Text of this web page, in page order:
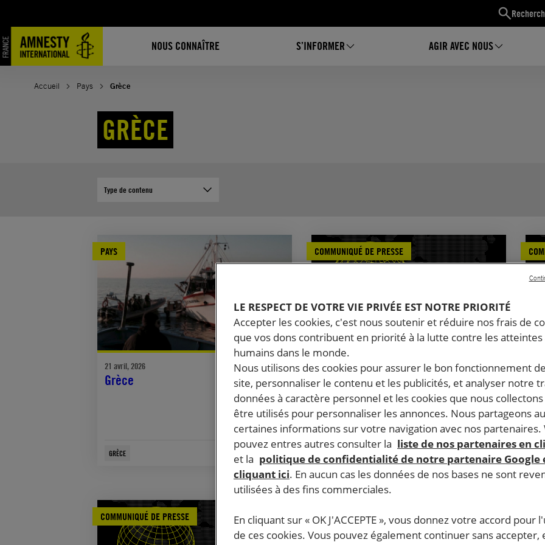
NOUS CONNAÎTRE S’INFORMER AGIR AVEC NOUS
contenu
Accueil Pays Grèce
GRÈCE
Type de contenu
PAYS
21 avril, 2026
Grèce
GRÈCE
COMMUNIQUÉ DE PRESSE
4 juin, 2026
Grèce. Des méthodes de maintien
de l’ordre violentes ont transformé
les manifestations pacifiques en
champs de bataille
DROIT DE MANIFESTER
3
COMMUNIQUÉ DE PRESSE COMMUNIQUÉ DE PRESSE
LE RESPECT DE VOTRE VIE PRIVÉE EST NOTRE PRIORITÉ
Accepter les cookies, c'est nous soutenir et réduire nos frais de
que vos dons contribuent en priorité à la lutte contre les
humains dans le monde.
Nous utilisons des cookies pour assurer le bon fonctionnement
site, personnaliser le contenu et les publicités, et analyser notre
données à caractère personnel et les cookies que nous
être utilisés pour personnaliser les annonces. Nous partageons
certaines informations sur votre navigation avec nos partenaires.
pouvez entres autres consulter la liste de nos partenaires en
et la politique de confidentialité de notre partenaire Google
cliquant ici. En aucun cas les données de nos bases ne sont
utilisées à des fins commerciales.
En cliquant sur « OK J'ACCEPTE », vous donnez votre accord pour
de ces cookies. Vous pouvez également continuer sans accepter,